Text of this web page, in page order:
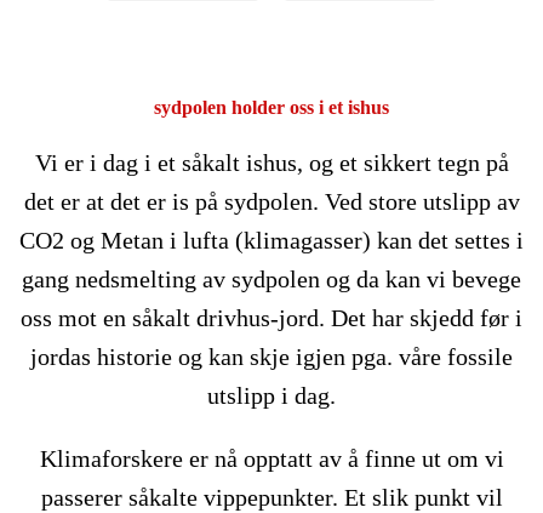
sydpolen holder oss i et ishus
Vi er i dag i et såkalt ishus, og et sikkert tegn på
det er at det er is på sydpolen. Ved store utslipp av
CO2 og Metan i lufta (klimagasser) kan det settes i
gang nedsmelting av sydpolen og da kan vi bevege
oss mot en såkalt drivhus-jord. Det har skjedd før i
jordas historie og kan skje igjen pga. våre fossile
utslipp i dag.
Klimaforskere er nå opptatt av å finne ut om vi
passerer såkalte vippepunkter. Et slik punkt vil